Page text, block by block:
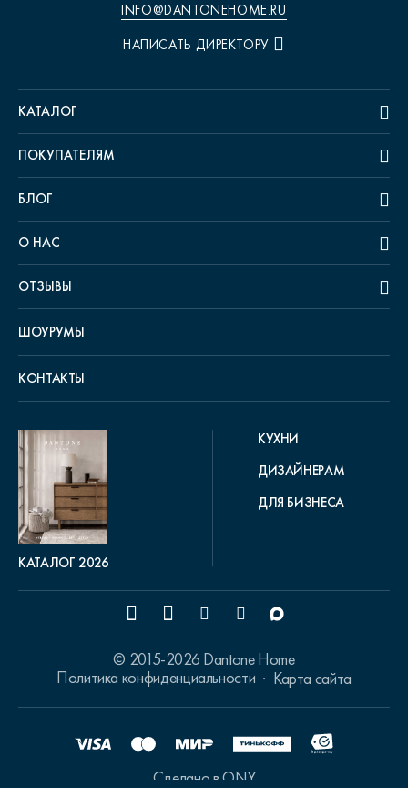
INFO@DANTONEHOME.RU
НАПИСАТЬ ДИРЕКТОРУ
КАТАЛОГ
ПОКУПАТЕЛЯМ
БЛОГ
О НАС
ОТЗЫВЫ
ШОУРУМЫ
КОНТАКТЫ
КАТАЛОГ 2026
КУХНИ
ДИЗАЙНЕРАМ
ДЛЯ БИЗНЕСА
© 2015-2026 Dantone Home
Политика конфиденциальности
Карта сайта
Сделано в ONY